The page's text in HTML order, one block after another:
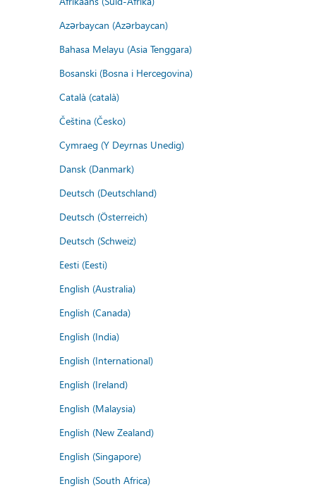
Azərbaycan (Azərbaycan)
Bahasa Melayu (Asia Tenggara)
Bosanski (Bosna i Hercegovina)
Català (català)
Čeština (Česko)
Cymraeg (Y Deyrnas Unedig)
Dansk (Danmark)
Deutsch (Deutschland)
Deutsch (Österreich)
Deutsch (Schweiz)
Eesti (Eesti)
English (Australia)
English (Canada)
English (India)
English (International)
English (Ireland)
English (Malaysia)
English (New Zealand)
English (Singapore)
English (South Africa)